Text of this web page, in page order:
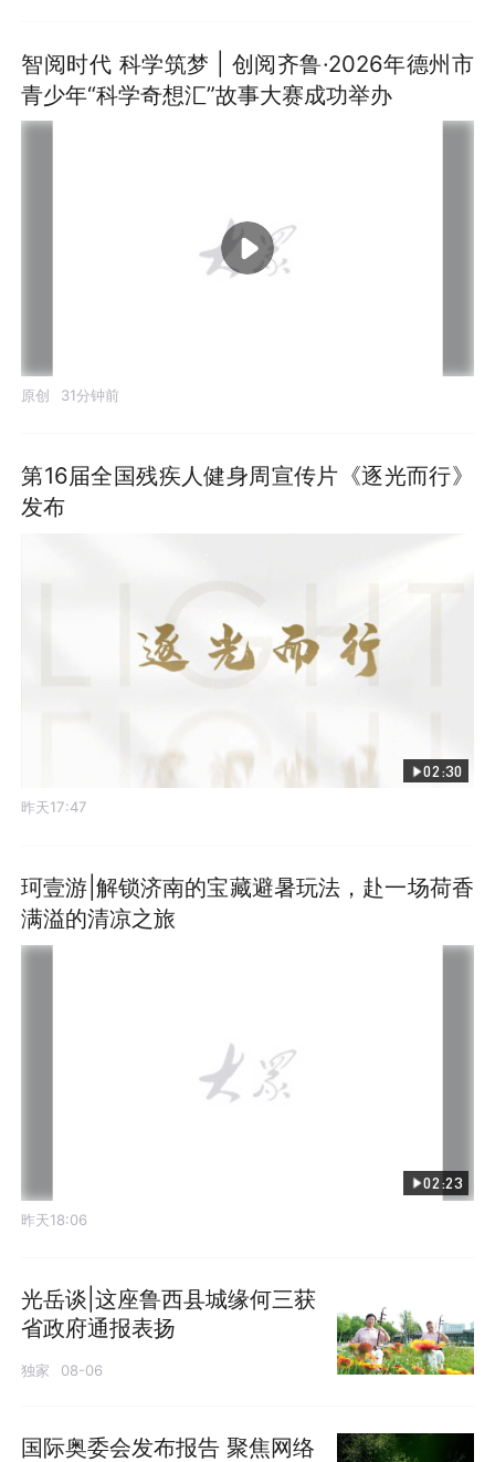
智阅时代 科学筑梦 | 创阅齐鲁·2026年德州市
青少年“科学奇想汇”故事大赛成功举办
原创 31分钟前
第16届全国残疾人健身周宣传片《逐光而行》
发布
02:30
昨天17:47
珂壹游|解锁济南的宝藏避暑玩法，赴一场荷香
满溢的清凉之旅
02:23
昨天18:06
光岳谈|这座鲁西县城缘何三获
省政府通报表扬
独家 08-06
国际奥委会发布报告 聚焦网络